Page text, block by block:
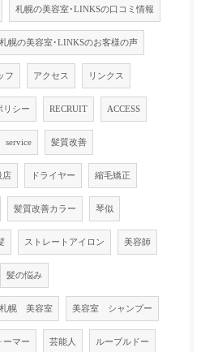
札幌の美容室･LINKSの口コミ情報
札幌の美容室･LINKSのお客様の声
フ アクセス リンクス
リシー RECRUIT ACCESS
service 髪質改善
店 ドライヤー 縮毛矯正
髪質改善カラー 琴似
ストレートアイロン 美容師
髪の悩み
札幌 美容室 美容室 シャンプー
ーマー 芸能人 ルーブルドー